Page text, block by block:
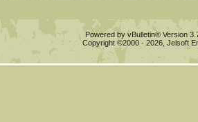
Powered by vBulletin® Version
Copyright ©2000 - 2026, Jelsoft